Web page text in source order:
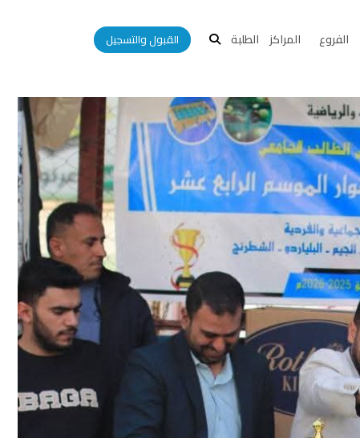
الفروع المراكز الطلبة القبول والتسجيل